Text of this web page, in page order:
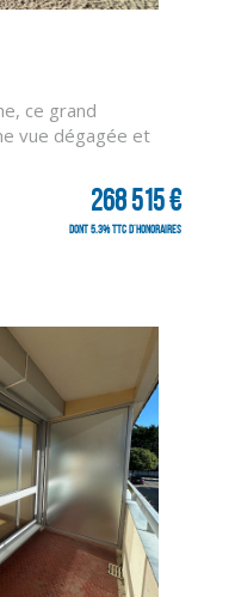
ce grand
vue dégagée et
268 515 €
dont 5.3% TTC d'honoraires